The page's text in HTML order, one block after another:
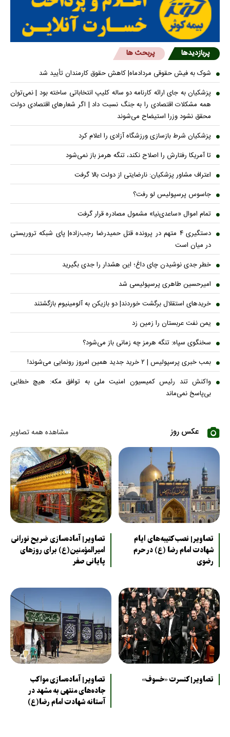
پربازدیدها پربحث ها
شوک به فیش حقوقی مردادماه| کاهش حقوق کارمندان تأیید شد
پزشکیان به جای ارائه کارنامه دو ساله کلیپ انتخاباتی ساخته بود | نمی‌توان
همه مشکلات اقتصادی را به جنگ نسبت داد | اگر شعار‌های اقتصادی دولت
محقق نشود وزرا استیضاح می‌شوند
پزشکیان شرط بازسازی ورزشگاه آزادی را اعلام کرد
تا آمریکا رفتارش را اصلاح نکند، تنگه هرمز باز نمی‌شود
اعتراف مشاور پزشکیان: نارضایتی از دولت بالا گرفت
جاسوس پرسپولیس لو رفت؟
تمام اموال «ساعدی‌نیا» مشمول مصادره قرار گرفت
دستگیری ۴ متهم در پرونده قتل حمیدرضا رجب‌زاده| پای شبکه تروریستی
در میان است
خطر جدی نوشیدن چای داغ؛ این هشدار را جدی بگیرید
امیرحسین طاهری پرسپولیسی شد
خریدهای استقلال برگشت خوردند| دو بازیکن به آلومینیوم بازگشتند
یمن نفت عربستان را زمین زد
سخنگوی سپاه: تنگه هرمز چه زمانی باز می‌شود؟
بمب خبری پرسپولیس | ۲ خرید جدید همین امروز رونمایی می‌شوند!
واکنش تند رئیس کمیسیون امنیت ملی به توافق مکه: هیچ خطایی
بی‌پاسخ نمی‌ماند
عکس روز مشاهده همه تصاویر
تصاویر| نصب کتیبه‌های ایام
شهادت امام رضا (ع) در حرم
رضوی
تصاویر| آماده‌سازی ضریح نورانی
امیرالمؤمنین(ع) برای روزهای
پایانی صفر
تصاویر| کنسرت «خسوف»
تصاویر| آماده‌سازی مواکب
جاده‌های منتهی به مشهد در
آستانه شهادت امام رضا(ع)